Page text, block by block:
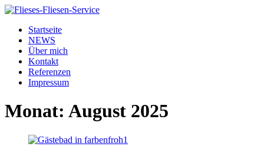
Startseite
NEWS
Über mich
Kontakt
Referenzen
Impressum
Monat: August 2025